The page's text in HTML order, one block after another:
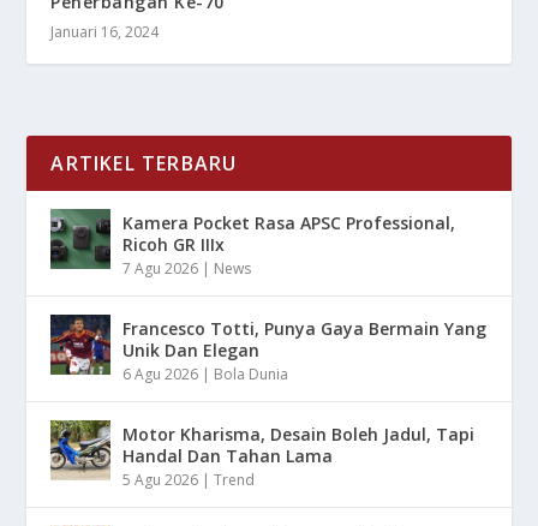
Januari 16, 2024
ARTIKEL TERBARU
Kamera Pocket Rasa APSC Professional,
Ricoh GR IIIx
7 Agu 2026 | News
Francesco Totti, Punya Gaya Bermain Yang
Unik Dan Elegan
6 Agu 2026 | Bola Dunia
Motor Kharisma, Desain Boleh Jadul, Tapi
Handal Dan Tahan Lama
5 Agu 2026 |Trend